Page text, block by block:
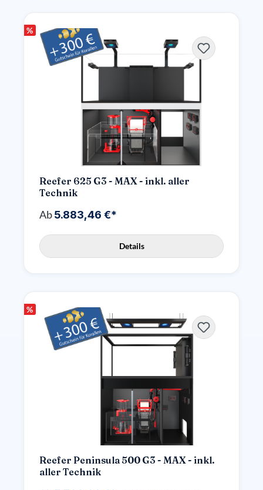
%
Reefer 625 G3 - MAX - inkl. aller
Technik
Ab5.883,46 €*
Details
%
Reefer Peninsula 500 G3 - MAX - inkl.
aller Technik